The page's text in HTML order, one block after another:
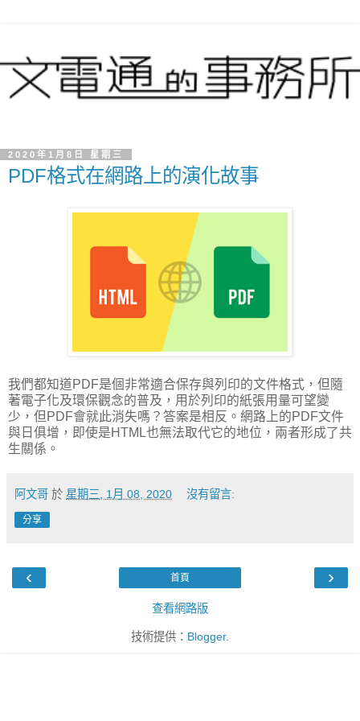
2020年1月8日 星期三
PDF格式在網路上的演化故事
我們都知道PDF是個非常適合保存與列印的文件格式，但隨
著電子化及環保觀念的普及，用於列印的紙張用量可望變
少，但 PDF會就此消失嗎？答案是相反。網路上的PDF文件
與日俱增，即使是HTML也無法取代它的地位，兩者形成了共
生關係。
阿文哥 於 星期三, 1月 08, 2020 沒有留言:
分享
‹ ›
首頁
查看網路版
技術提供： Blogger.